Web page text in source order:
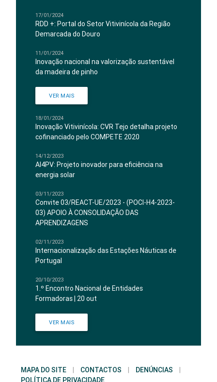
17/01/2024
RDD +: Portal do Setor Vitivinícola da Região
Demarcada do Douro
11/01/2024
Inovação nacional na valorização sustentável
da madeira de pinho
VER MAIS
18/01/2024
Inovação Vitivinícola: CVR Tejo detalha projeto
cofinanciado pelo COMPETE 2020
14/12/2023
AI4PV: Projeto inovador para eficiência na
energia solar
03/11/2023
Convite 03/REACT-UE/2023 - (POCI-H4-2023-
03) APOIO À CONSOLIDAÇÃO DAS
APRENDIZAGENS
02/11/2023
Internacionalização das Estações Náuticas de
Portugal
20/10/2023
1.º Encontro Nacional de Entidades
Formadoras | 20 out
VER MAIS
MAPA DO SITE CONTACTOS DENÚNCIAS